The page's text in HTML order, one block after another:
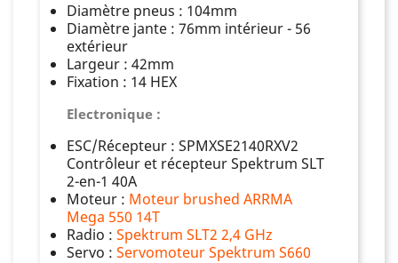
Diamètre pneus : 104mm
Diamètre jante : 76mm intérieur - 56
extérieur
Largeur : 42mm
Fixation : 14 HEX
Electronique :
ESC/Récepteur : SPMXSE2140RXV2
Contrôleur et récepteur Spektrum SLT
2-en-1 40A
Moteur : Moteur brushed ARRMA
Mega 550 14T
Radio : Spektrum SLT2 2,4 GHz
Servo : Servomoteur Spektrum S660